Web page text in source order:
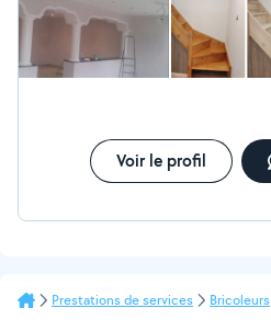
Voir le profil
Prestations de services Bricoleurs